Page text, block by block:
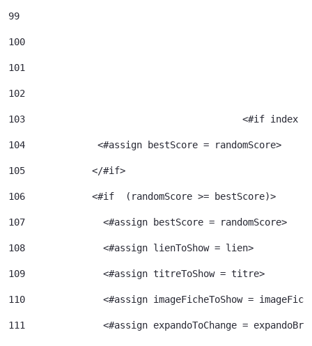
99
100
101
102
103
<#if index
104
             <#assign bestScore = randomScore>
105
            </#if>
106
            <#if  (randomScore >= bestScore)>
107
              <#assign bestScore = randomScore>
108
              <#assign lienToShow = lien>
109
              <#assign titreToShow = titre>
110
<#assign imageFicheToShow =
111
<#assign expandoToChange =